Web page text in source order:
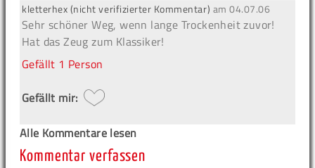
kletterhex (nicht verifizierter Kommentar) am04.07.06
Sehr schöner Weg, wenn lange Trockenheit zuvor!
Hat das Zeug zum Klassiker!
Gefällt 1 Person
Gefällt mir:
Alle Kommentare lesen
Kommentar verfassen